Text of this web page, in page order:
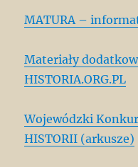
MATURA –
Materiały
HISTORIA.ORG.PL
Wojewódzki
HISTORII (arkusze)